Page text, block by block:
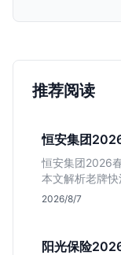
推荐阅读
恒安集团
恒安集团2026
本文解析老牌
策链条长的局限
2026/8/7
阳光保险